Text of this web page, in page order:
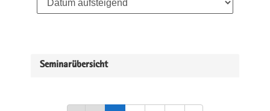
Seminarübersicht